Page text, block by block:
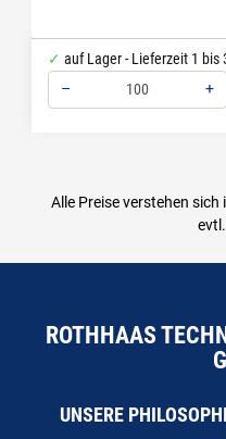
auf Lager - Lieferzeit 1 bis
–
+
Alle Preise verstehen
evtl.
ROTHHAAS
UNSERE